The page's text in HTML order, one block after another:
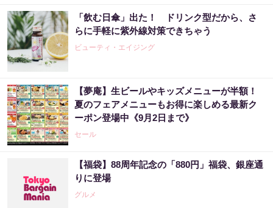
「飲む日傘」出た！ ドリンク型だから、さ
らに手軽に紫外線対策できちゃう
ビューティ・エイジング
【夢庵】生ビールやキッズメニューが半額！
夏のフェアメニューもお得に楽しめる最新ク
ーポン登場中《9月2日まで》
セール
【福袋】88周年記念の「880円」福袋、銀座通
りに登場
グルメ